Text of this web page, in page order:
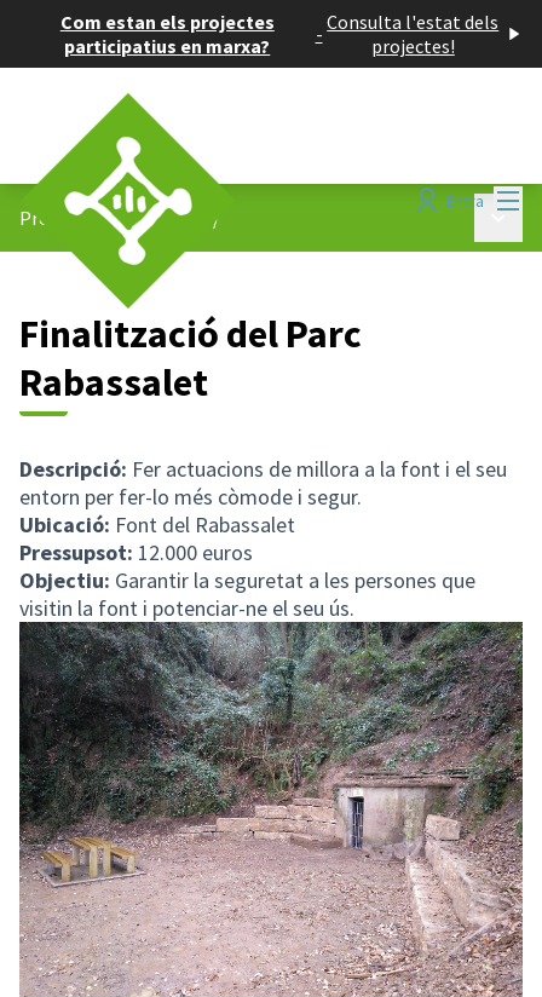
Com estan els projectes
participatius en marxa?
- Consulta l'estat dels
projectes!
Entra
Projectes participatius /
Finalització del Parc
Rabassalet
Descripció: Fer actuacions de millora a la font i el seu
entorn per fer-lo més còmode i segur.
Ubicació: Font del Rabassalet
Pressupsot: 12.000 euros
Objectiu: Garantir la seguretat a les persones que
visitin la font i potenciar-ne el seu ús.